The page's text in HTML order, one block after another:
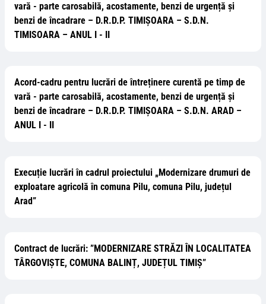
vară - parte carosabilă, acostamente, benzi de urgență și
benzi de încadrare – D.R.D.P. TIMIȘOARA – S.D.N.
TIMISOARA – ANUL I - II
Acord-cadru pentru lucrări de întreținere curentă pe timp de
vară - parte carosabilă, acostamente, benzi de urgență și
benzi de încadrare – D.R.D.P. TIMIȘOARA – S.D.N. ARAD –
ANUL I - II
Execuție lucrări în cadrul proiectului „Modernizare drumuri de
exploatare agricolă în comuna Pilu, comuna Pilu, județul
Arad”
Contract de lucrări: ”MODERNIZARE STRĂZI ÎN LOCALITATEA
TÂRGOVIȘTE, COMUNA BALINȚ, JUDEȚUL TIMIȘ”